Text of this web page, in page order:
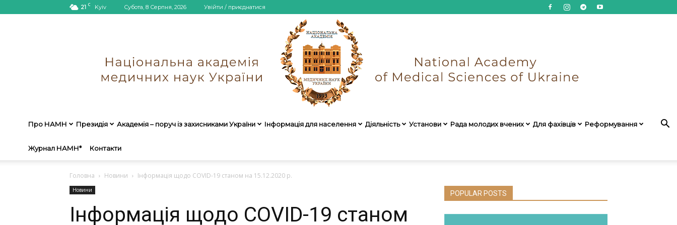
21 C Kyiv Субота, 8 Серпня, 2026 Увійти / приєднатися
України
Про НАМН Президія Академія – поруч із захисниками України Інформація для населення Діяльність Установи Рада молодих вчених Для фахівців Реформування
Журнал НАМН* Контакти
Головна Новини Інформація щодо COVID-19 станом на 15.12.2020 р.
Новини
Інформація щодо COVID-19 станом
POPULAR POSTS